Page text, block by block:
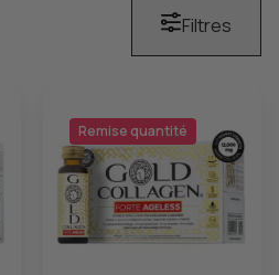
Filtres
Remise quantité